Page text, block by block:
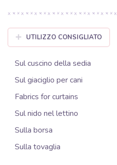
UTILIZZO CONSIGLIATO
Sul cuscino della sedia
Sul giaciglio per cani
Fabrics for curtains
Sul nido nel lettino
Sulla borsa
Sulla tovaglia